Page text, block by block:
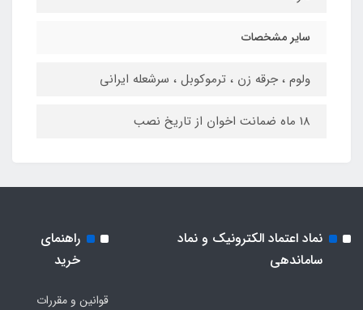
سایر مشخصات
ولوم ، جرقه زن ، ترموکوبل ، سرشعله ایرانی
18 ماه ضمانت اخوان از تاریخ نصب
نماد اعتماد الکترونیک و نماد
ساماندهی
راهنمای
خرید
قوانین و مقررات